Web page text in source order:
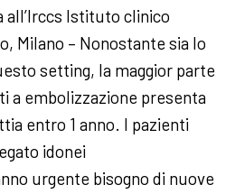
all’Irccs Istituto clinico
Milano – Nonostante sia lo
setting, la maggior parte
a embolizzazione presenta
entro 1 anno. I pazienti
idonei
urgente bisogno di nuove